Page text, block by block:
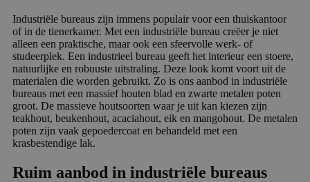
Industriële bureaus zijn immens populair voor een thuiskantoor
of in de tienerkamer. Met een industriële bureau creëer je niet
alleen een praktische, maar ook een sfeervolle werk- of
studeerplek. Een industrieel bureau geeft het interieur een stoere,
natuurlijke en robuuste uitstraling. Deze look komt voort uit de
materialen die worden gebruikt. Zo is ons aanbod in industriële
bureaus met een massief houten blad en zwarte metalen poten
groot. De massieve houtsoorten waar je uit kan kiezen zijn
teakhout, beukenhout, acaciahout, eik en mangohout. De metalen
poten zijn vaak gepoedercoat en behandeld met een
krasbestendige lak.
Ruim aanbod in industriële bureaus